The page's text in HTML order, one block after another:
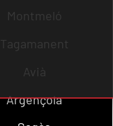
Montmeló
Tagamanent
Avià
Argençola